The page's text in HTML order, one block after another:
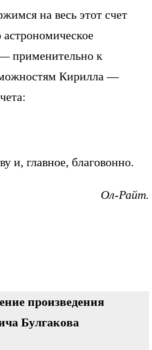
на весь этот счет
применительно к
Кирилла —
и, главное, благовонно.
Ол-Райт.
произведения
Булгакова